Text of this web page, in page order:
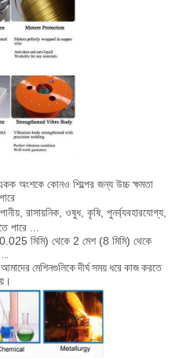
একক অংশকে কোনও শিল্পের জন্য উচ্চ ক্ষমতা
রাসায়নিক, ওষুধ, কৃষি, পুনর্ব্যবহারযোগ্য,
পারে ...
মিমি) থেকে 2 মেশ (8 মিমি) থেকে
মেশিনগুলিকে দীর্ঘ সময় ধরে কাজ করতে